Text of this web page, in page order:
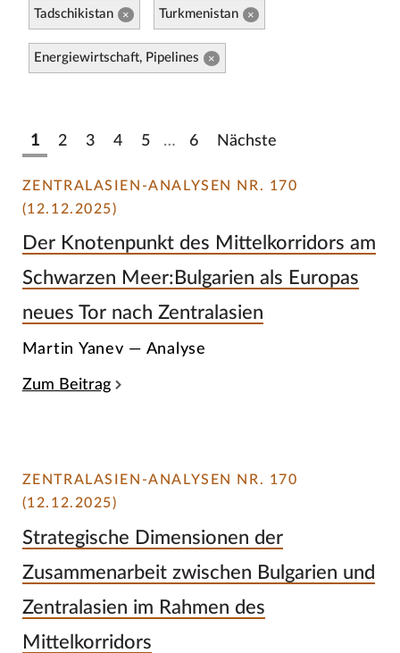
Tadschikistan × Turkmenistan ×
Energiewirtschaft, Pipelines ×
1 2 3 4 5 … 6 Nächste
ZENTRALASIEN-ANALYSEN NR. 170
(12.12.2025)
Der Knotenpunkt des Mittelkorridors am
Schwarzen Meer:Bulgarien als Europas
neues Tor nach Zentralasien
Martin Yanev — Analyse
Zum Beitrag
ZENTRALASIEN-ANALYSEN NR. 170
(12.12.2025)
Strategische Dimensionen der
Zusammenarbeit zwischen Bulgarien und
Zentralasien im Rahmen des
Mittelkorridors